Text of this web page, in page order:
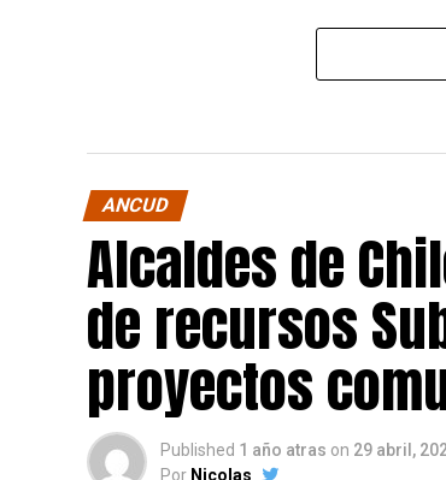
ANCUD
Alcaldes de
de recursos
proyectos
Published 1 año atras on 29 abril,
Por Nicolas